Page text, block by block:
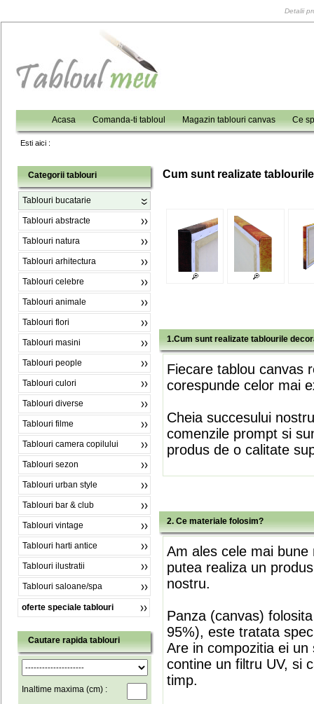
Detalii
Acasa Comanda-ti tabloul Magazin tablouri canvas Ce
Esti aici :
Categorii tablouri
Tablouri bucatarie
Tablouri abstracte
Tablouri natura
Tablouri arhitectura
Tablouri celebre
Tablouri animale
Tablouri flori
Tablouri masini
Tablouri people
Tablouri culori
Tablouri diverse
Tablouri filme
Tablouri camera copilului
Tablouri sezon
Tablouri urban style
Tablouri bar & club
Tablouri vintage
Tablouri harti antice
Tablouri ilustratii
Tablouri saloane/spa
oferte speciale tablouri
Cautare rapida tablouri
Inaltime maxima (cm) :
Cum sunt realizate
1.Cum sunt realizate tablourile
Fiecare tablou canvas
corespunde celor mai
Cheia succesului
comenzile prompt si
produs de o calitate
2. Ce materiale folosim?
Am ales cele mai
putea realiza un
nostru.
Panza (canvas)
95%), este tratata
Are in compozitia ei
contine un filtru UV, si
timp.